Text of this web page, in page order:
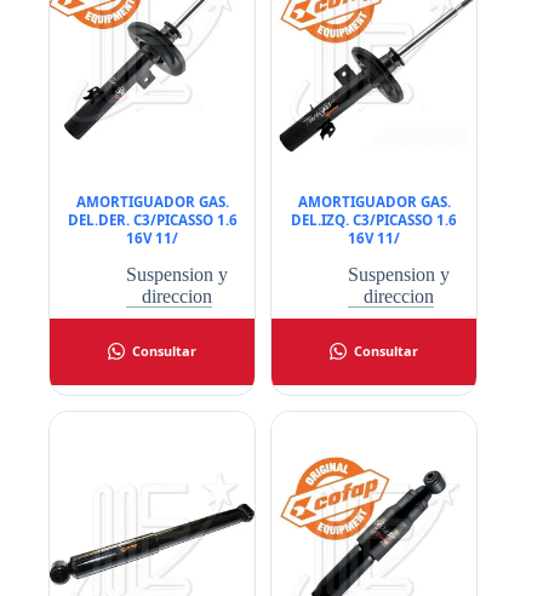
AMORTIGUADOR GAS.
DEL.DER. C3/PICASSO 1.6
16V 11/
Suspension y
direccion
Consultar
AMORTIGUADOR GAS.
DEL.IZQ. C3/PICASSO 1.6
16V 11/
Suspension y
direccion
Consultar